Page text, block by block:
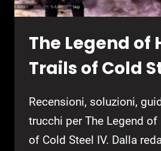
The Legend of
Trails of Cold
Recensioni, soluzioni,
trucchi per The Legend of
of Cold Steel IV. Dalla